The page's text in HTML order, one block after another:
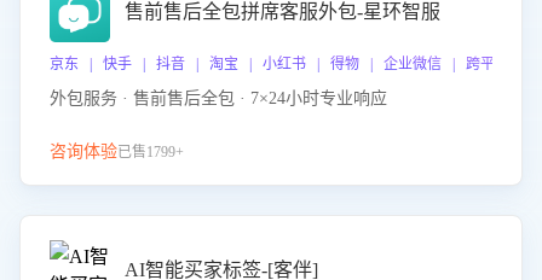
售前售后全包拼席客服外包-星环智服
京东 | 快手 | 抖音 | 淘宝 | 小红书 | 得物 | 企业微信 | 跨平台
外包服务 · 售前售后全包 · 7×24小时专业响应
咨询体验已售1799+
AI智能买家标签-[客伴]